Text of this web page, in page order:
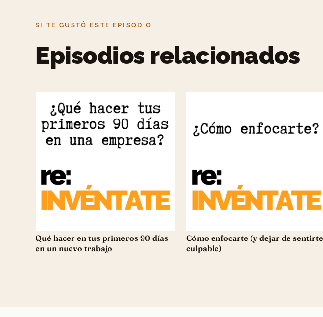
SI TE GUSTÓ ESTE EPISODIO
Episodios relacionados
Qué hacer en tus primeros 90 días
en un nuevo trabajo
Cómo enfocarte (y dejar de sentirte
culpable)